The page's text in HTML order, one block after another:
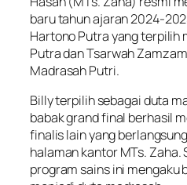
baru tahun ajaran 2024-
Hartono Putra yang terpilih
Putra dan Tsarwah
Madrasah Putri.
Billy terpilih sebagai duta
babak grand final berhasil
finalis lain yang
halaman kantor MTs. Zaha.
program sains ini mengaku